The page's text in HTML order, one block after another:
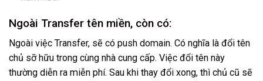
Ngoài Transfer tên miền, còn có:
Ngoài việc Transfer, sẽ có push domain. Có nghĩa là đổi tên
chủ sỡ hữu trong cùng nhà cung cấp. Việc đổi tên này
thường diễn ra miễn phí. Sau khi thay đổi xong, thì chủ cũ sẽ